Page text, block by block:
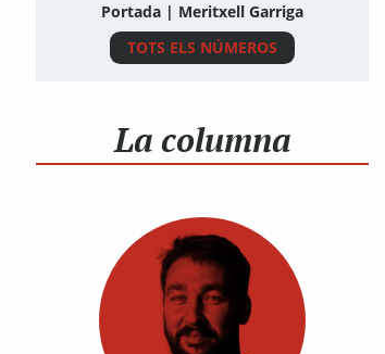
Portada | Meritxell Garriga
TOTS ELS NÚMEROS
La columna